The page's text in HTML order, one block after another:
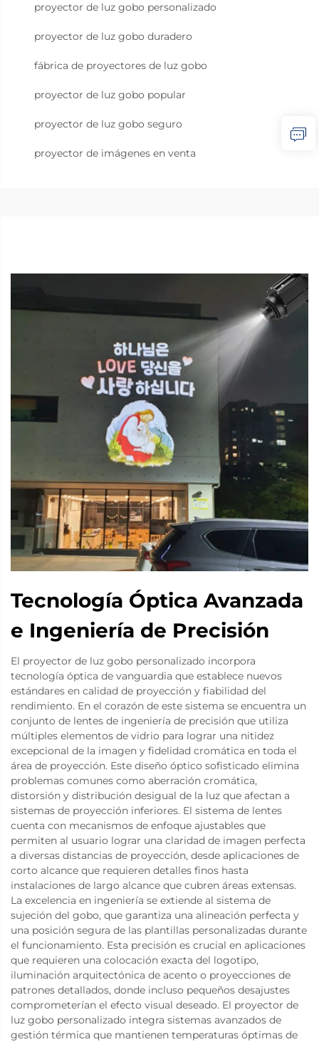
proyector de luz gobo personalizado
proyector de luz gobo duradero
fábrica de proyectores de luz gobo
proyector de luz gobo popular
proyector de luz gobo seguro
proyector de imágenes en venta
Tecnología Óptica Avanzada
e Ingeniería de Precisión
El proyector de luz gobo personalizado incorpora
tecnología óptica de vanguardia que establece nuevos
estándares en calidad de proyección y fiabilidad del
rendimiento. En el corazón de este sistema se encuentra un
conjunto de lentes de ingeniería de precisión que utiliza
múltiples elementos de vidrio para lograr una nitidez
excepcional de la imagen y fidelidad cromática en toda el
área de proyección. Este diseño óptico sofisticado elimina
problemas comunes como aberración cromática,
distorsión y distribución desigual de la luz que afectan a
sistemas de proyección inferiores. El sistema de lentes
cuenta con mecanismos de enfoque ajustables que
permiten al usuario lograr una claridad de imagen perfecta
a diversas distancias de proyección, desde aplicaciones de
corto alcance que requieren detalles finos hasta
instalaciones de largo alcance que cubren áreas extensas.
La excelencia en ingeniería se extiende al sistema de
sujeción del gobo, que garantiza una alineación perfecta y
una posición segura de las plantillas personalizadas durante
el funcionamiento. Esta precisión es crucial en aplicaciones
que requieren una colocación exacta del logotipo,
iluminación arquitectónica de acento o proyecciones de
patrones detallados, donde incluso pequeños desajustes
comprometerían el efecto visual deseado. El proyector de
luz gobo personalizado integra sistemas avanzados de
gestión térmica que mantienen temperaturas óptimas de